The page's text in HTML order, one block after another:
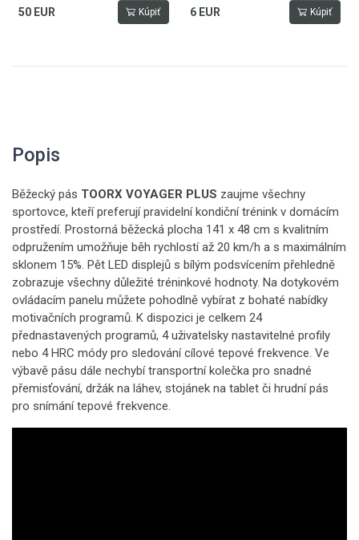
50 EUR Kúpiť 6 EUR Kúpiť
Popis
Běžecký pás TOORX VOYAGER PLUS zaujme všechny
sportovce, kteří preferují pravidelní kondiční trénink v domácím
prostředí. Prostorná běžecká plocha 141 x 48 cm s kvalitním
odpružením umožňuje běh rychlostí až 20 km/h a s maximálním
sklonem 15%. Pět LED displejů s bílým podsvícením přehledně
zobrazuje všechny důležité tréninkové hodnoty. Na dotykovém
ovládacím panelu můžete pohodlně vybírat z bohaté nabídky
motivačních programů. K dispozici je celkem 24
přednastavených programů, 4 uživatelsky nastavitelné profily
nebo 4 HRC módy pro sledování cílové tepové frekvence. Ve
výbavě pásu dále nechybí transportní kolečka pro snadné
přemisťování, držák na láhev, stojánek na tablet či hrudní pás
pro snímání tepové frekvence.